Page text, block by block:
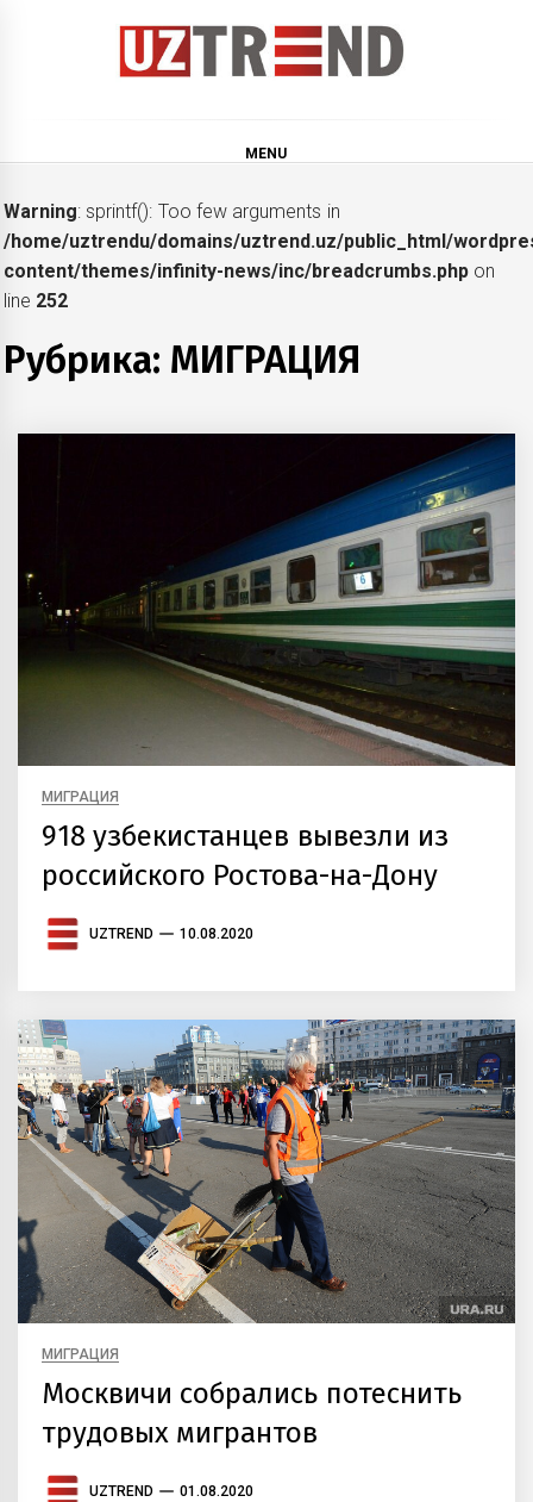
MENU
Warning: sprintf(): Too few arguments in
/home/uztrendu/domains/uztrend.uz/public_html/
content/themes/infinity-news/inc/breadcrumbs.php on
line 252
Рубрика: МИГРАЦИЯ
МИГРАЦИЯ
918 узбекистанцев вывезли из
российского Ростова-на-Дону
UZTREND 10.08.2020
МИГРАЦИЯ
Москвичи собрались потеснить
трудовых мигрантов
UZTREND 01.08.2020